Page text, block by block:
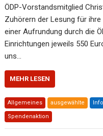
ÖDP-Vorstandsmitglied
Zuhörern der Lesung für
einer Aufrundung durch die
Einrichtungen jeweils 550
uns…
MEHR LESEN
Allgemeines ausgewählte
Spendenaktion